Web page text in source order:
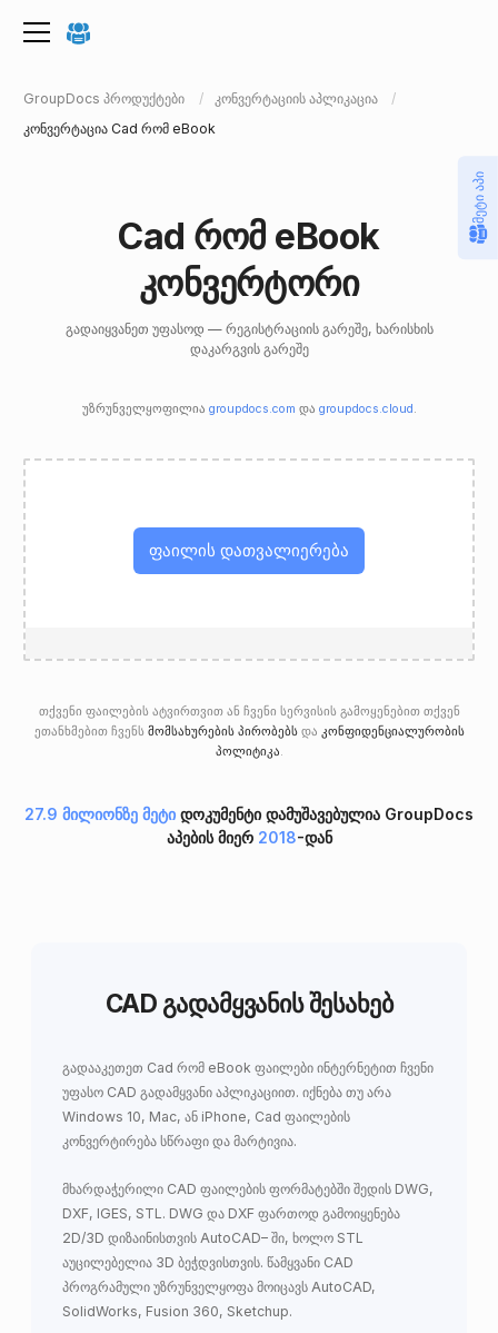
GroupDocs პროდუქტები
კონვერტაციის აპლიკაცია
კონვერტაცია Cad რომ eBook
Cad რომ eBook
კონვერტორი
გადაიყვანეთ უფასოდ — რეგისტრაციის გარეშე, ხარისხის
დაკარგვის გარეშე
უზრუნველყოფილია groupdocs.com და groupdocs.cloud .
ფაილის დათვალიერება
თქვენი ფაილების ატვირთვით ან ჩვენი სერვისის გამოყენებით თქვენ
ეთანხმებით ჩვენს მომსახურების პირობებსდა კონფიდენციალურობის
პოლიტიკა.
27.9 მილიონზე მეტი დოკუმენტი დამუშავებულია GroupDocs
აპების მიერ 2018-დან
CAD გადამყვანის შესახებ
გადააკეთეთ Cad რომ eBook ფაილები ინტერნეტით ჩვენი
უფასო CAD გადამყვანი აპლიკაციით. იქნება თუ არა
Windows 10, Mac, ან iPhone, Cad ფაილების
კონვერტირება სწრაფი და მარტივია.
მხარდაჭერილი CAD ფაილების ფორმატებში შედის DWG,
DXF, IGES, STL. DWG და DXF ფართოდ გამოიყენება
2D/3D დიზაინისთვის AutoCAD– ში, ხოლო STL
აუცილებელია 3D ბეჭდვისთვის. წამყვანი CAD
პროგრამული უზრუნველყოფა მოიცავს AutoCAD,
SolidWorks, Fusion 360, Sketchup.
მეტი აპი